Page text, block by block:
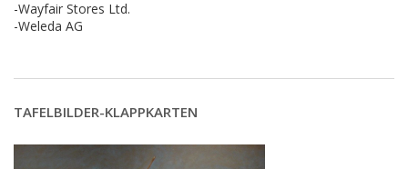
-Wayfair Stores Ltd.
-Weleda AG
TAFELBILDER-KLAPPKARTEN